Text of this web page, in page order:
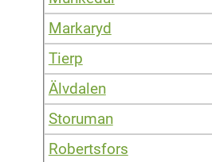
Markaryd
Tierp
Älvdalen
Storuman
Robertsfors